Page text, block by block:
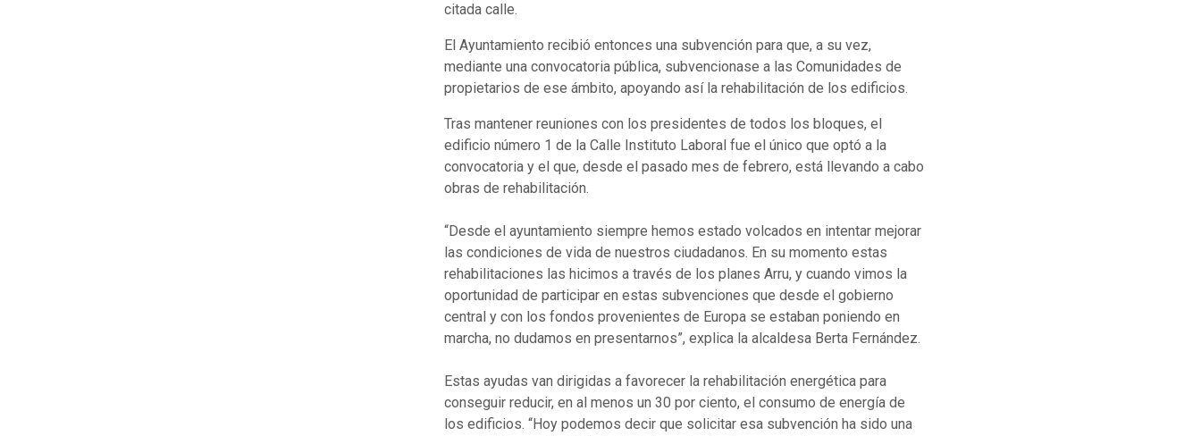
citada calle.
El Ayuntamiento recibió entonces una subvención para que, a su vez,
mediante una convocatoria pública, subvencionase a las Comunidades de
propietarios de ese ámbito, apoyando así la rehabilitación de los edificios.
Tras mantener reuniones con los presidentes de todos los bloques, el
edificio número 1 de la Calle Instituto Laboral fue el único que optó a la
convocatoria y el que, desde el pasado mes de febrero, está llevando a cabo
obras de rehabilitación.
“Desde el ayuntamiento siempre hemos estado volcados en intentar mejorar
las condiciones de vida de nuestros ciudadanos. En su momento estas
rehabilitaciones las hicimos a través de los planes Arru, y cuando vimos la
oportunidad de participar en estas subvenciones que desde el gobierno
central y con los fondos provenientes de Europa se estaban poniendo en
marcha, no dudamos en presentarnos”, explica la alcaldesa Berta Fernández.
Estas ayudas van dirigidas a favorecer la rehabilitación energética para
conseguir reducir, en al menos un 30 por ciento, el consumo de energía de
los edificios. “Hoy podemos decir que solicitar esa subvención ha sido una